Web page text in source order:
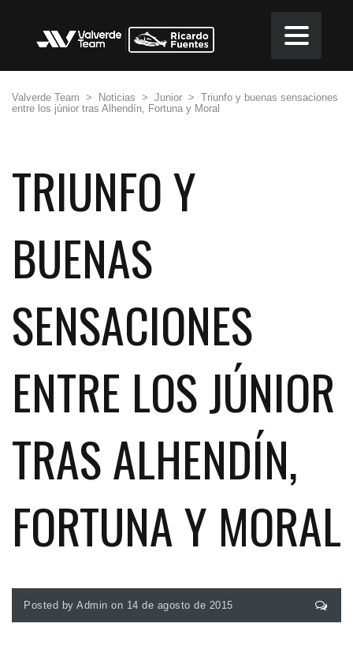
Valverde Team > Noticias > Junior > Triunfo y buenas sensaciones
entre los júnior tras Alhendín, Fortuna y Moral
TRIUNFO Y
BUENAS
SENSACIONES
ENTRE LOS JÚNIOR
TRAS ALHENDÍN,
FORTUNA Y MORAL
Posted by Admin on 14 de agosto de 2015